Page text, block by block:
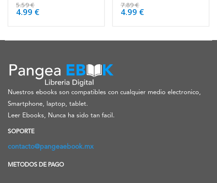
5.59€
4.99 €
7.89€
4.99 €
Nuestros ebooks son compatibles con cualquier medio electronico,
Smartphone, laptop, tablet.
Leer Ebooks, Nunca ha sido tan facil.
SOPORTE
contacto@pangeaebook.mx
METODOS DE PAGO